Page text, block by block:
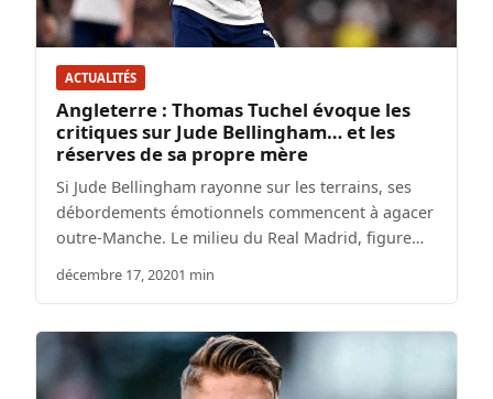
ACTUALITÉS
Angleterre : Thomas Tuchel évoque les
critiques sur Jude Bellingham… et les
réserves de sa propre mère
Si Jude Bellingham rayonne sur les terrains, ses
débordements émotionnels commencent à agacer
outre-Manche. Le milieu du Real Madrid, figure…
décembre 17, 20201 min